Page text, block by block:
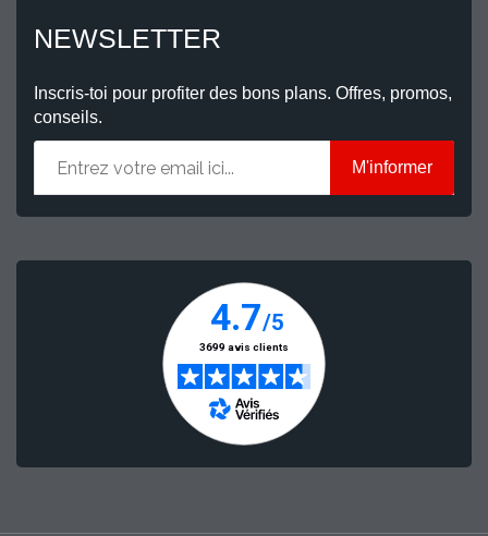
NEWSLETTER
Inscris-toi pour profiter des bons plans. Offres, promos,
conseils.
M'informer